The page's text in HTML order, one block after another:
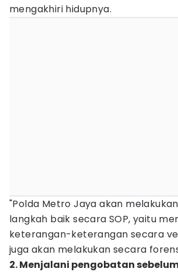
mengakhiri hidupnya.
"Polda Metro Jaya akan
langkah baik secara SOP, yaitu
keterangan-keterangan secara
juga akan melakukan secara
2. Menjalani pengobatan